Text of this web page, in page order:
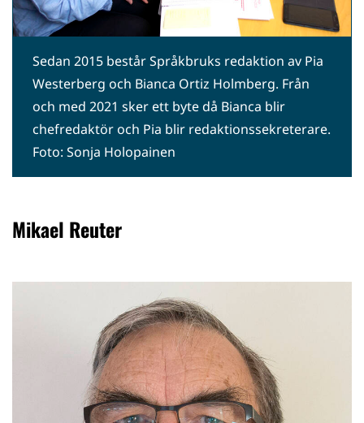
Sedan 2015 består Språkbruks redaktion av Pia
Westerberg och Bianca Ortiz Holmberg. Från
och med 2021 sker ett byte då Bianca blir
chefredaktör och Pia blir redaktionssekreterare.
Foto: Sonja Holopainen
Mikael Reuter